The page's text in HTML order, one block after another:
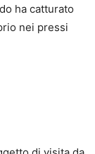
ha catturato
nei pressi